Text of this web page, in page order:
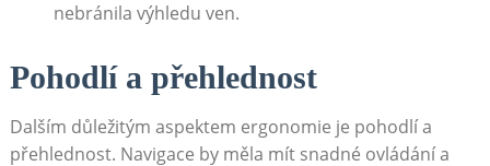
nebránila výhledu ven.
Pohodlí⁣ a​ přehlednost
Dalším důležitým aspektem ergonomie je pohodlí a
přehlednost. Navigace by měla mít snadné ovládání a